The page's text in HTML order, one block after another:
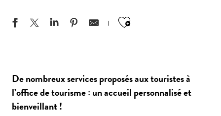
Ajouter aux
De nombreux services proposés aux touristes à
l’office de tourisme : un accueil personnalisé et
bienveillant !